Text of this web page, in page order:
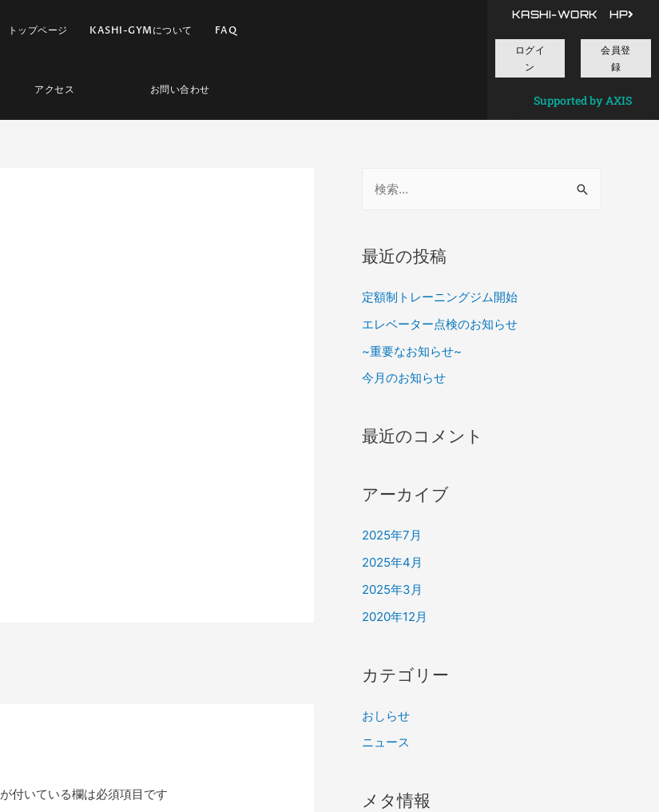
トップページ KASHI-GYMについて FAQ
アクセス お問い合わせ
KASHI-WORK HP
ログイ
ン
会員登
録
Supported by AXIS
が付いている欄は必須項目です
最近の投稿
定額制トレーニングジム開始
エレベーター点検のお知らせ
~重要なお知らせ~
今月のお知らせ
最近のコメント
アーカイブ
2025年7月
2025年4月
2025年3月
2020年12月
カテゴリー
おしらせ
ニュース
メタ情報